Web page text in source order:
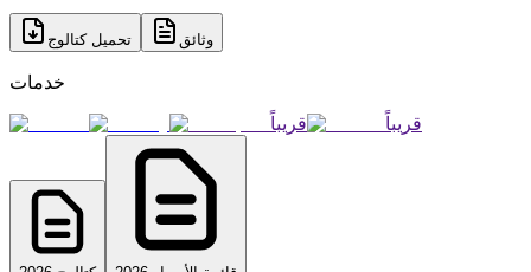
تحميل كتالوج وثائق
خدمات
قريباً قريباً